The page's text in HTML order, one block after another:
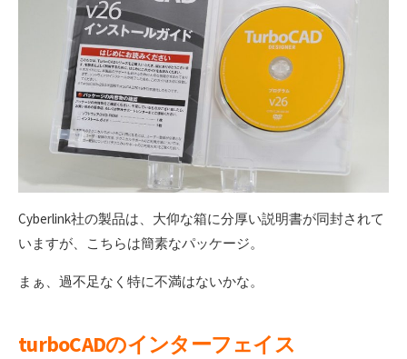
Cyberlink社の製品は、大仰な箱に分厚い説明書が同封されて
いますが、こちらは簡素なパッケージ。
まぁ、過不足なく特に不満はないかな。
turboCADのインターフェイス